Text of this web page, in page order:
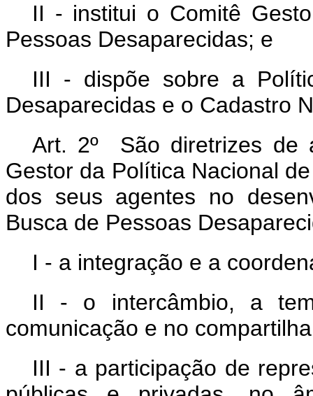
II - institui o Comitê
Pessoas Desaparecidas; e
III - dispõe sobre a
Desaparecidas e o Cadastro
Art. 2º São diretrizes de
Gestor da Política Nacional
dos seus agentes no
Busca de Pessoas
I - a integração e a
II - o intercâmbio, a
comunicação e no
III - a participação de